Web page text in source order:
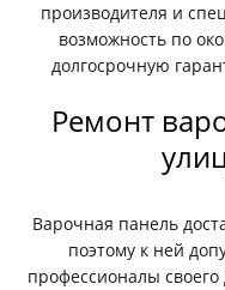
производителя и
возможность по
долгосрочную
Ремонт
Варочная панель
поэтому к ней
профессионалы